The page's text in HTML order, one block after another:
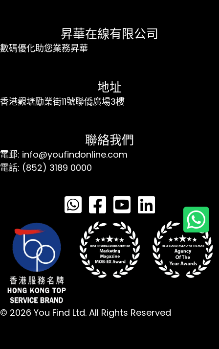
昇華在線有限公司
數碼優化助您業務昇華
地址
香港觀塘勵業街11號聯僑廣場3樓
聯絡我們
電郵: info@youfindonline.com
電話: (852) 3189 0000
© 2026 You Find Ltd. All Rights Reserved